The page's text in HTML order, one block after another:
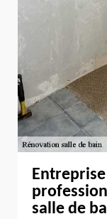
salle de